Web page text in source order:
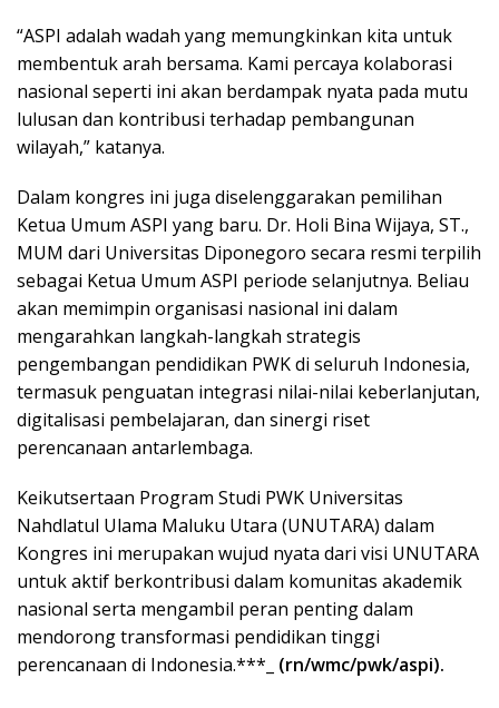
“ASPI adalah wadah yang memungkinkan kita untuk
membentuk arah bersama. Kami percaya kolaborasi
nasional seperti ini akan berdampak nyata pada mutu
lulusan dan kontribusi terhadap pembangunan
wilayah,” katanya.
Dalam kongres ini juga diselenggarakan pemilihan
Ketua Umum ASPI yang baru. Dr. Holi Bina Wijaya, ST.,
MUM dari Universitas Diponegoro secara resmi terpilih
sebagai Ketua Umum ASPI periode selanjutnya. Beliau
akan memimpin organisasi nasional ini dalam
mengarahkan langkah-langkah strategis
pengembangan pendidikan PWK di seluruh Indonesia,
termasuk penguatan integrasi nilai-nilai keberlanjutan,
digitalisasi pembelajaran, dan sinergi riset
perencanaan antarlembaga.
Keikutsertaan Program Studi PWK Universitas
Nahdlatul Ulama Maluku Utara (UNUTARA) dalam
Kongres ini merupakan wujud nyata dari visi UNUTARA
untuk aktif berkontribusi dalam komunitas akademik
nasional serta mengambil peran penting dalam
mendorong transformasi pendidikan tinggi
perencanaan di Indonesia.***_ (rn/wmc/pwk/aspi).